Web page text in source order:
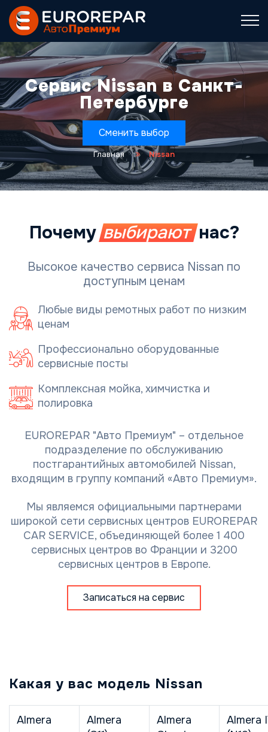
Сервис Nissan в Санкт-
Петербурге
Сменить выбор
Главная Nissan
Почему выбираютнас?
Высокое качество сервиса Nissan по
доступным ценам
Любые виды ремотных работ по низким
ценам
Профессионально оборудованные
сервисные посты
Комплексная мойка, химчистка и
полировка
EUROREPAR "Авто Премиум" – отдельное
подразделение по обслуживанию
постгарантийных автомобилей Nissan,
входящим в группу компаний «Авто Премиум».
Мы являемся официальными партнерами
широкой сети сервисных центров EUROREPAR
CAR SERVICE, объединяющей более 1 400
сервисных центров во Франции и 3200
сервисных центров в Европе.
Записаться на сервис
Какая у вас модель Nissan
Almera
Almera
Almera
Almera